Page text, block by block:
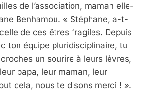
de l’association, maman elle-
Benhamou. « Stéphane, a-t-
de ces êtres fragiles. Depuis
ton équipe pluridisciplinaire, tu
un sourire à leurs lèvres,
papa, leur maman, leur
cela, nous te disons merci ! ».
REVENDIQUE MA JUDAÏTE Par